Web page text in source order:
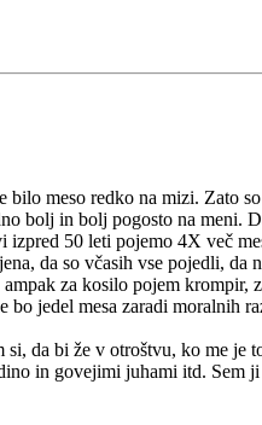
meso redko na mizi. Zato
bolj in bolj pogosto na
izpred 50 leti pojemo 4X več
da so včasih vse pojedli, da
za kosilo pojem
jedel mesa zaradi
da bi že v otroštvu, ko me
in govejimi juhami itd. Sem